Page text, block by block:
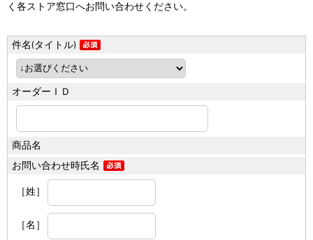
く各ストア窓口へお問い合わせください。
件名(タイトル)
オーダーＩＤ
商品名
お問い合わせ時氏名
［姓］
［名］